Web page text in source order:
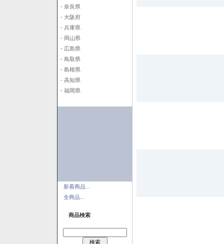
- 奈良県
- 大阪府
- 兵庫県
- 岡山県
- 広島県
- 鳥取県
- 島根県
- 高知県
- 福岡県
新着商品...
全商品...
商品検索